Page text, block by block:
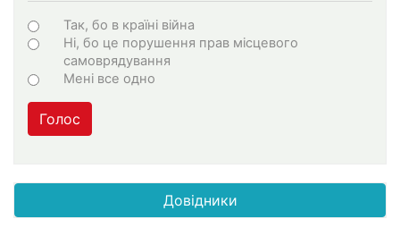
Варіанти
Так, бо в країні війна
Ні, бо це порушення прав місцевого
самоврядування
Мені все одно
Голос
Довідники